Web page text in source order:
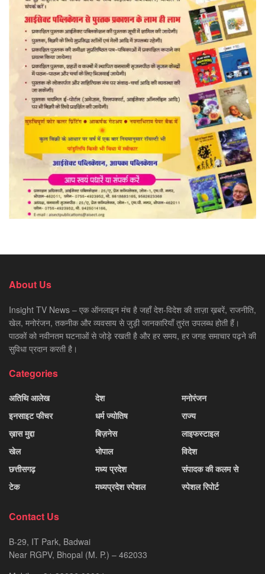
About Us
Insight TV News – एक ऑनलाइन मंच है जहाँ देश-विदेश की ताज़ा ख़बरें, राजनीति,
खेल, मनोरंजन, तकनीक और व्यवसाय से जुड़ी जानकारियाँ तुरंत उपलब्ध होती हैं।
पाठकों को नवीनतम घटनाओं से जोड़े रखती है और हर समय, हर जगह समाचार पढ़ने की
सुविधा प्रदान करती है।
Categories
अतिथि आलेख
इनसाइट फीचर
ख़ास मुद्दा
खेल
छत्तीसगढ़
टेक
देश
धर्म ज्योतिष
बिज़नेस
भोपाल
मध्य प्रदेश
मध्यप्रदेश स्पेशल
मनोरंजन
राज्य
लाइफस्टाइल
विदेश
संपादक की कलम से
स्पेशल रिपोर्ट
Contact Us
B-29, IT Park, Badwai
Near RGPV, Bhopal (M. P.) – 462033